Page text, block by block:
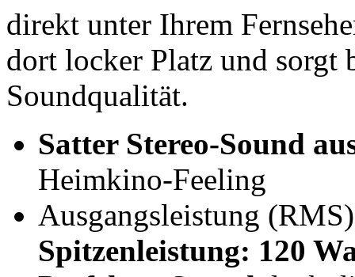
direkt unter Ihrem
dort locker Platz und sorgt
Soundqualität.
Satter Stereo-Sound
Heimkino-Feeling
Ausgangsleistung
Spitzenleistung: 120